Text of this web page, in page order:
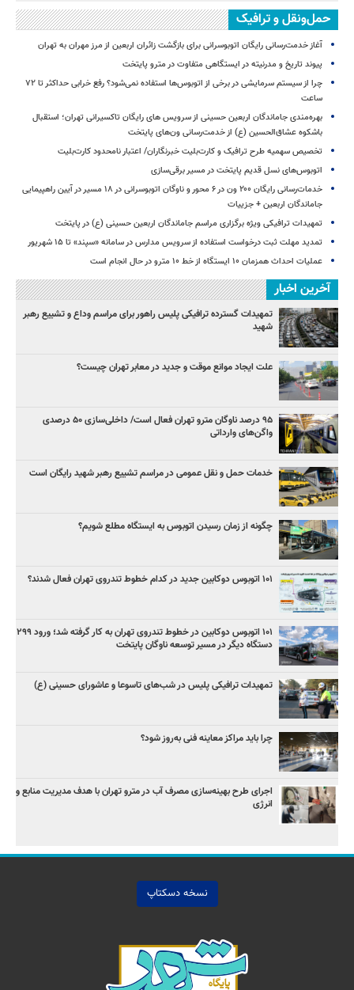
حمل‌ونقل و ترافیک
آغاز خدمت‌رسانی رایگان اتوبوسرانی برای بازگشت زائران اربعین از مرز مهران به تهران
پیوند تاریخ و مدرنیته در ایستگاهی متفاوت در مترو پایتخت
چرا از سیستم سرمایشی در برخی از اتوبوس‌ها استفاده نمی‌شود؟ رفع خرابی حداکثر تا ۷۲
ساعت
بهره‌مندی جاماندگان اربعین حسینی از سرویس‌ های رایگان تاکسیرانی تهران؛ استقبال
باشکوه عشاق‌الحسین (ع) از خدمت‌رسانی ون‌های پایتخت
تخصیص سهمیه طرح ترافیک و کارت‌بلیت خبرنگاران/ اعتبار نامحدود کارت‌بلیت
اتوبوس‌های نسل قدیم پایتخت در مسیر برقی‌سازی
خدمات‌رسانی رایگان ۲۰۰ ون در ۶ محور و ناوگان اتوبوسرانی در ۱۸ مسیر در آیین راهپیمایی
جاماندگان اربعین + جزییات
تمهیدات ترافیکی ویژه برگزاری مراسم جاماندگان اربعین حسینی (ع) در پایتخت
تمدید مهلت ثبت درخواست استفاده از سرویس مدارس در سامانه «سپند» تا ۱۵ شهریور
عملیات احداث همزمان ۱۰ ایستگاه از خط ۱۰ مترو در حال انجام است
آخرین اخبار
تمهیدات گسترده ترافیکی پلیس راهور برای مراسم وداع و تشییع رهبر
شهید
علت ایجاد موانع موقت و جدید در معابر تهران چیست؟
۹۵ درصد ناوگان مترو تهران فعال است/ داخلی‌سازی ۵۰ درصدی
واگن‌های وارداتی
خدمات حمل و نقل عمومی در مراسم تشییع رهبر شهید رایگان است
چگونه از زمان رسیدن اتوبوس به ایستگاه مطلع شویم؟
۱۰۱ اتوبوس دوکابین جدید در کدام خطوط تندروی تهران فعال شدند؟
۱۰۱ اتوبوس دوکابین در خطوط تندروی تهران به کار گرفته شد؛ ورود ۲۹۹
دستگاه دیگر در مسیر توسعه ناوگان پایتخت
تمهیدات ترافیکی پلیس در شب‌های تاسوعا و عاشورای حسینی (ع)
چرا باید مراکز معاینه فنی به‌روز شود؟
اجرای طرح بهینه‌سازی مصرف آب در مترو تهران با هدف مدیریت منابع و
انرژی
نسخه دسکتاپ